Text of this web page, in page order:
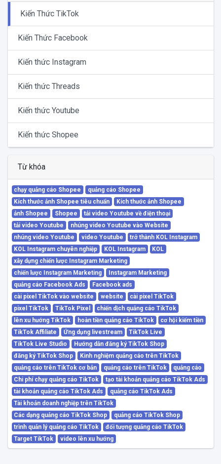
Kiến Thức TikTok
Kiến Thức Facebook
Kiến thức Instagram
Kiến thức Threads
Kiến thức Youtube
Kiến thức Shopee
Từ khóa
chạy quảng cáo Shopee
quảng cáo Shopee
Kích thước ảnh Shopee tiêu chuẩn
Kích thước ảnh Shopee
ảnh Shopee
Shopee
tải video Youtube về điện thoại
tải video Youtube
nhúng video Youtube vào Website
nhúng video Youtube
video Youtube
trở thành KOL Instagram
KOL Instagram chuyên nghiệp
KOL Instagram
KOL
xây dựng chiến lược Instagram Marketing
chiến lược Instagram Marketing
Instagram Marketing
quảng cáo Facebook Ads
Facebook ads
cài pixel TikTok vào website
website
cài pixel TikTok
pixel TikTok
TikTok Pixel
chiến dịch quảng cáo TikTok
lên xu hướng TikTok
hoàn tiền quảng cáo TikTok
cơ hội kiếm tiền
TikTok Affiliate
Ứng dụng livestream
TikTok Live
TikTok Live Studio
Hướng dẫn đăng ký TikTok Shop
đăng ký TikTok Shop
Kinh nghiệm quảng cáo trên TikTok
quảng cáo trên TikTok cơ bản
quảng cáo trên TikTok
quảng cáo
Chi phí chạy quảng cáo TikTok
tạo tài khoản quảng cáo TikTok Ads
tài khoản quảng cáo TikTok Ads
quảng cáo TikTok Ads
Tài khoản doanh nghiệp trên TikTok
Các dạng quảng cáo TikTok Shop
quảng cáo TikTok Shop
trình quản lý quảng cáo TikTok
đối tượng quảng cáo TikTok
Target TikTok
video lên xu hướng